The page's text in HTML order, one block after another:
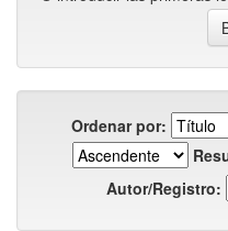
Ordenar por:
Autor/Registro: